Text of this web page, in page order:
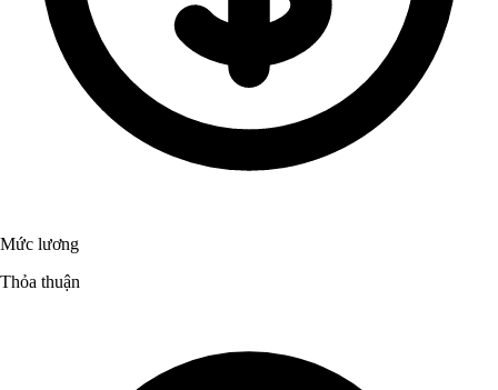
Mức lương
Thỏa thuận